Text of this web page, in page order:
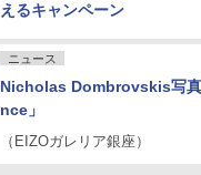
えるキャンペーン
ニュース
Nicholas Dombrovskis写
nce」
（EIZOガレリア銀座）